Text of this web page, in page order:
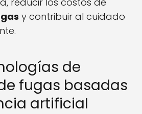
y contribuir al cuidado
de
fugas basadas
artificial